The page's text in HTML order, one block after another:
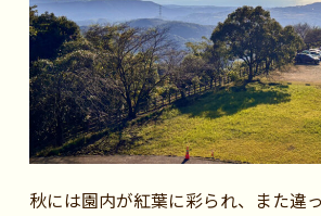
秋には園内が紅葉に彩られ、また違